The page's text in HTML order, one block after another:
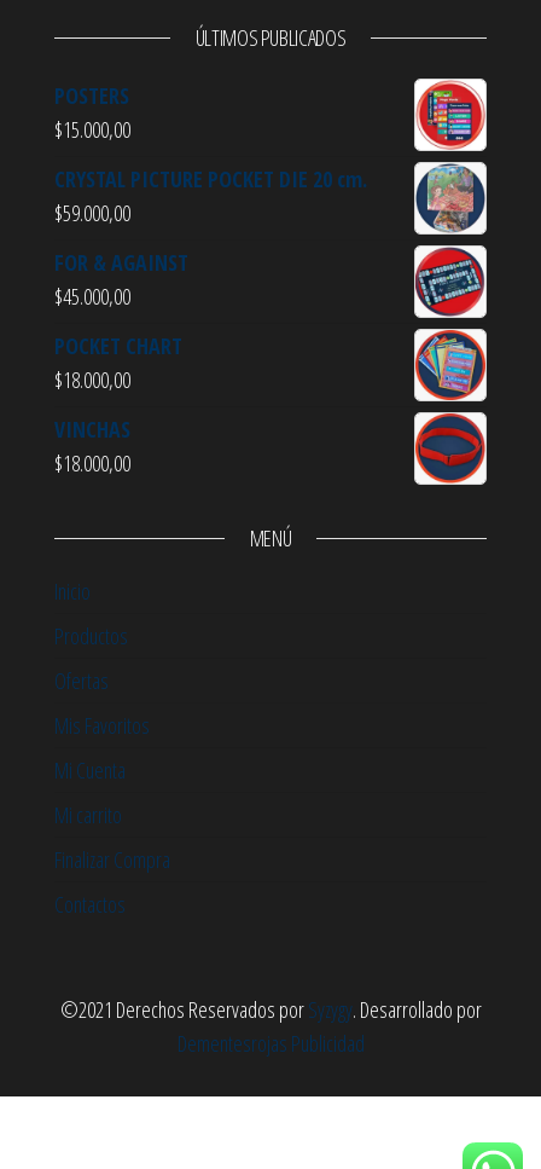
ÚLTIMOS PUBLICADOS
POSTERS
$15.000,00
CRYSTAL PICTURE POCKET DIE 20 cm.
$59.000,00
FOR & AGAINST
$45.000,00
POCKET CHART
$18.000,00
VINCHAS
$18.000,00
MENÚ
Inicio
Productos
Ofertas
Mis Favoritos
Mi Cuenta
Mi carrito
Finalizar Compra
Contactos
©2021 Derechos Reservados porSyzygy. Desarrollado por
Dementesrojas Publicidad